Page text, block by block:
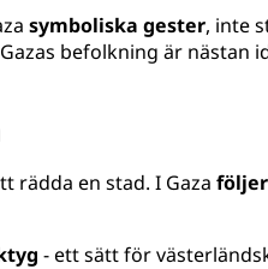
symboliska gester, inte
befolkning är nästan
rädda en stad. I Gaza
- ett sätt för